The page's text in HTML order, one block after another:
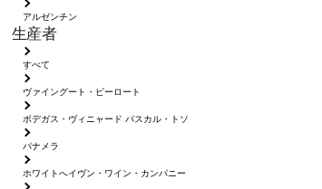
アルゼンチン
生産者
すべて
ヴァイングート・ピーロート
ボデガス・ヴィニャード パスカル・トソ
パナメラ
ホワイトへイヴン・ワイン・カンパニー